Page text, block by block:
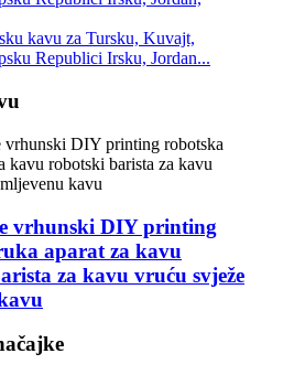
kavu za Tursku, Kuvajt,
Republici Irsku, Jordan...
vrhunski DIY printing
aparat za kavu
za kavu vruću svježe